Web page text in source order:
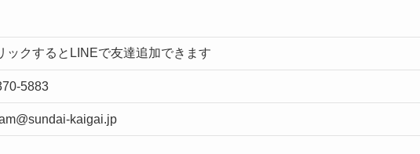
ックするとLINEで友達追加できます
5883
kaigai.jp